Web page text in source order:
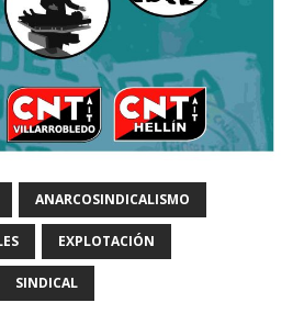
ANARCOSINDICALISMO
EXPLOTACIÓN
SINDICAL